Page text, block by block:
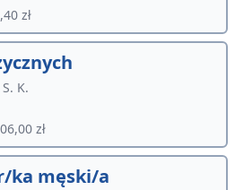
zł
K.
zł
ka męski/a